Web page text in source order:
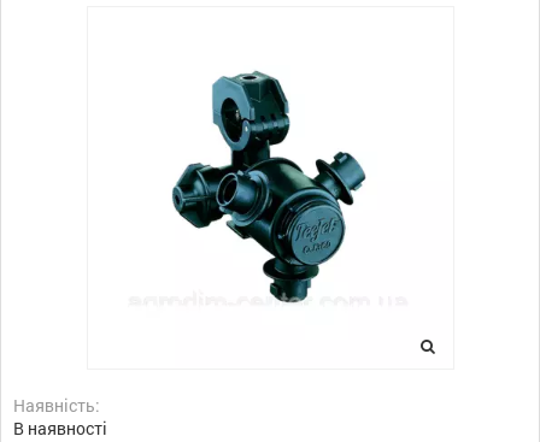
Наявність:
В наявності